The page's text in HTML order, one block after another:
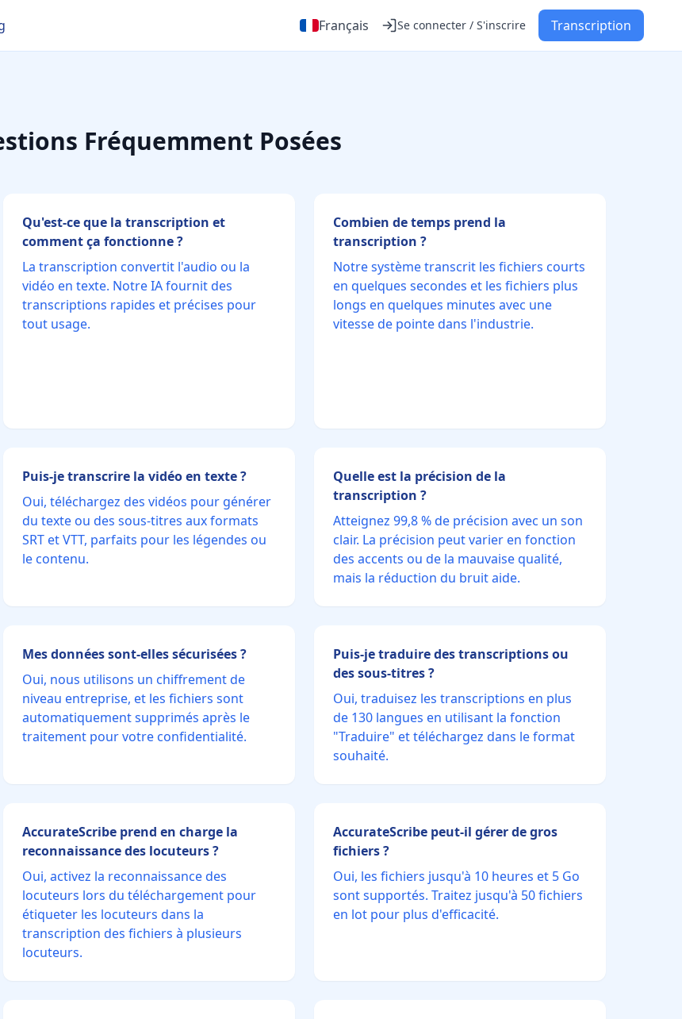
Français Se connecter / S'inscrire Transcription
Fréquemment Posées
Qu'est-ce que la transcription et
comment ça fonctionne ?
La transcription convertit l'audio ou la
vidéo en texte. Notre IA fournit des
transcriptions rapides et précises pour
tout usage.
Combien de temps prend la
transcription ?
Notre système transcrit les fichiers courts
en quelques secondes et les fichiers plus
longs en quelques minutes avec une
vitesse de pointe dans l'industrie.
Puis-je transcrire la vidéo en texte ?
Oui, téléchargez des vidéos pour générer
du texte ou des sous-titres aux formats
SRT et VTT, parfaits pour les légendes ou
le contenu.
Quelle est la précision de la
transcription ?
Atteignez 99,8 % de précision avec un son
clair. La précision peut varier en fonction
des accents ou de la mauvaise qualité,
mais la réduction du bruit aide.
Mes données sont-elles sécurisées ?
Oui, nous utilisons un chiffrement de
niveau entreprise, et les fichiers sont
automatiquement supprimés après le
traitement pour votre confidentialité.
Puis-je traduire des transcriptions ou
des sous-titres ?
Oui, traduisez les transcriptions en plus
de 130 langues en utilisant la fonction
"Traduire" et téléchargez dans le format
souhaité.
AccurateScribe prend en charge la
reconnaissance des locuteurs ?
Oui, activez la reconnaissance des
locuteurs lors du téléchargement pour
étiqueter les locuteurs dans la
transcription des fichiers à plusieurs
locuteurs.
AccurateScribe peut-il gérer de gros
fichiers ?
Oui, les fichiers jusqu'à 10 heures et 5 Go
sont supportés. Traitez jusqu'à 50 fichiers
en lot pour plus d'efficacité.